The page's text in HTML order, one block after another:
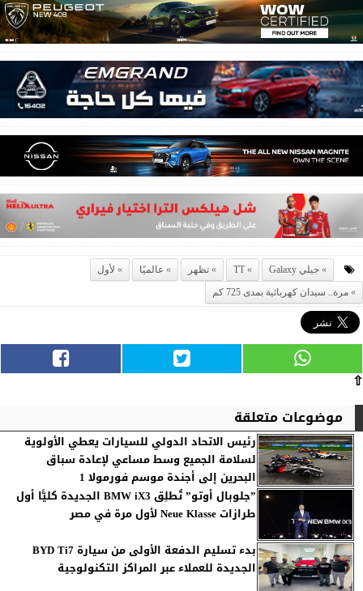
جيلي Galaxy TT تظهر عالميًا
لأول
مرة.. سيدان كهربائية بمدى 725 كم
⇧
موضوعات متعلقة
رئيس الاتحاد الدولي للسيارات يعطي الأولوية
لسلامة الجميع وسط مساعي لإعادة سباق
البحرين إلى أجندة موسم فورمولا 1
”جلوبال أوتو” تُطلِق BMW iX3 الجديدة كليًّا أول
طرازات Neue Klasse لأول مرة في مصر
بدء تسليم الدفعة الأولى من سيارة BYD Ti7
الجديدة للعملاء عبر المراكز التكنولوجية